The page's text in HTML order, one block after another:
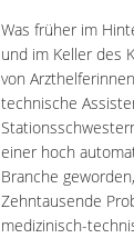
Was früher im
und im Keller des
von
technische
einer hoch
Branche
Zehntausende
medizinisch-